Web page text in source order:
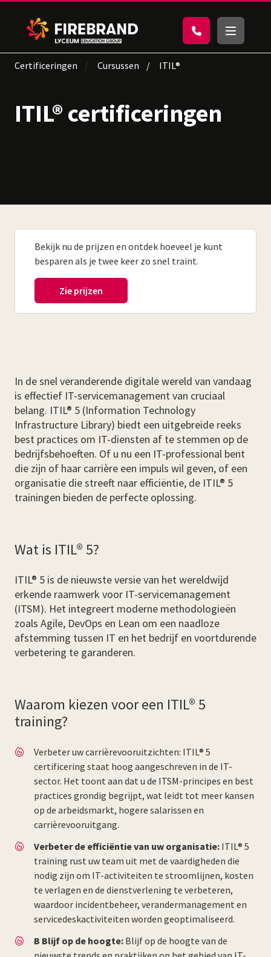
Certificeringen Cursussen ITIL®
ITIL® certificeringen
Bekijk nu de prijzen en ontdek hoeveel je kunt
besparen als je twee keer zo snel traint.
In de snel veranderende digitale wereld van vandaag
is effectief IT-servicemanagement van cruciaal
belang. ITIL® 5 (Information Technology
Infrastructure Library) biedt een uitgebreide reeks
best practices om IT-diensten af te stemmen op de
bedrijfsbehoeften. Of u nu een IT-professional bent
die zijn of haar carrière een impuls wil geven, of een
organisatie die streeft naar efficiëntie, de ITIL® 5
trainingen bieden de perfecte oplossing.
Wat is ITIL® 5?
ITIL® 5 is de nieuwste versie van het wereldwijd
erkende raamwerk voor IT-servicemanagement
(ITSM). Het integreert moderne methodologieën
zoals Agile, DevOps en Lean om een naadloze
afstemming tussen IT en het bedrijf en voortdurende
verbetering te garanderen.
Waarom kiezen voor een ITIL® 5
training?
Verbeter uw carrièrevooruitzichten: ITIL® 5
certificering staat hoog aangeschreven in de IT-
sector. Het toont aan dat u de ITSM-principes en best
practices grondig begrijpt, wat leidt tot meer kansen
op de arbeidsmarkt, hogere salarissen en
carrièrevooruitgang.
Verbeter de efficiëntie van uw organisatie: ITIL® 5
training rust uw team uit met de vaardigheden die
nodig zijn om IT-activiteiten te stroomlijnen, kosten
te verlagen en de dienstverlening te verbeteren,
waardoor incidentbeheer, verandermanagement en
servicedeskactiviteiten worden geoptimaliseerd.
B Blijf op de hoogte: Blijf op de hoogte van de